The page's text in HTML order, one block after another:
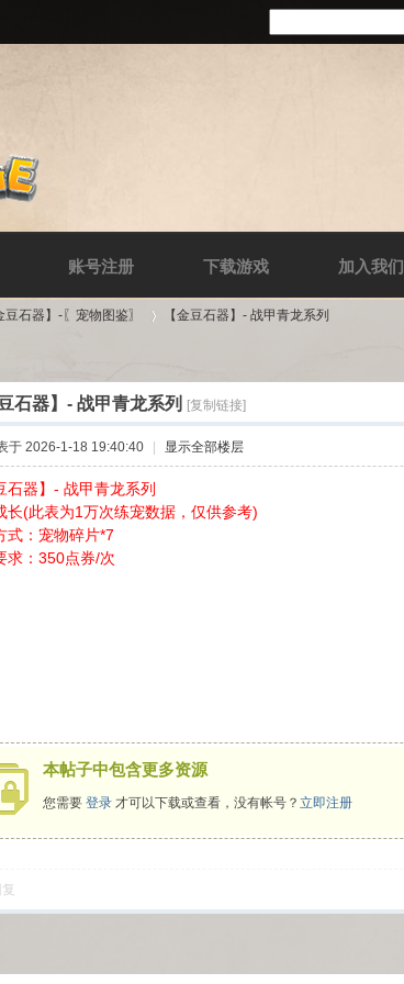
账号注册 下载游戏 加入我们
豆石器】-〖宠物图鉴〗
›
【金豆石器】- 战甲青龙系列
豆石器】- 战甲青龙系列 [复制链接]
于 2026-1-18 19:40:40 显示全部楼层
石器】- 战甲青龙系列
长(此表为1万次练宠数据，仅供参考)
式：宠物碎片*7
求：350点券/次
本帖子中包含更多资源
您需要 登录 才可以下载或查看，没有帐号？ 立即注册
复